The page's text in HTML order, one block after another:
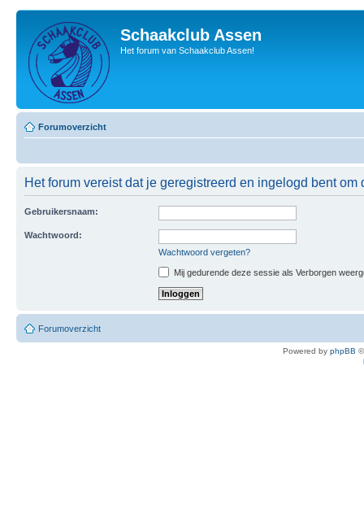
Schaakclub Assen
Het forum van Schaakclub Assen!
Forumoverzicht
Het forum vereist dat je geregistreerd en ingelogd bent
Gebruikersnaam:
Wachtwoord:
Wachtwoord vergeten?
Mij gedurende deze sessie als Verborgen
Forumoverzicht
Powered by phpBB